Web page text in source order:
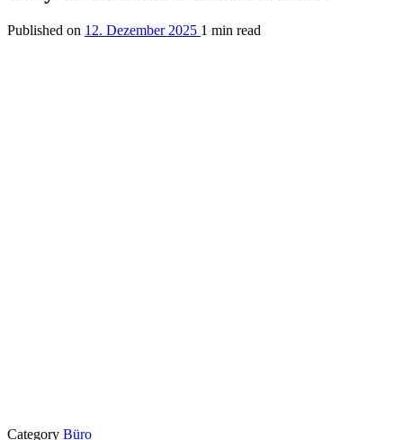
Published on 12. Dezember 2025 1 min read
Category Büro